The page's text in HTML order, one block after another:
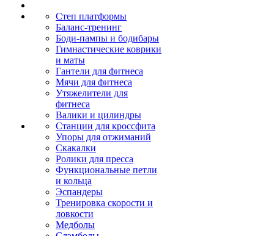
Степ платформы
Баланс-тренинг
Боди-пампы и бодибары
Гимнастические коврики
и маты
Гантели для фитнеса
Мячи для фитнеса
Утяжелители для
фитнеса
Валики и цилиндры
Станции для кроссфита
Упоры для отжиманий
Скакалки
Ролики для пресса
Функциональные петли
и кольца
Эспандеры
Тренировка скорости и
ловкости
Медболы